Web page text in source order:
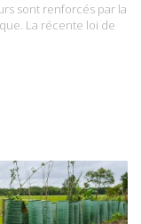
sont renforcés par la
La récente loi de